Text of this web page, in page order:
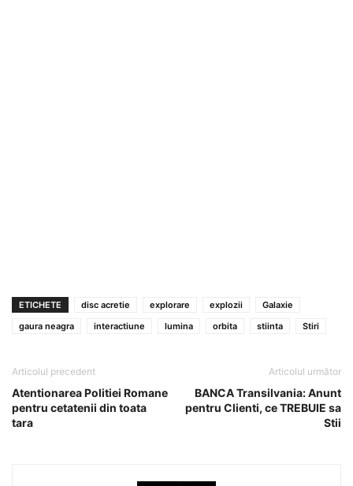
ETICHETE disc acretie explorare explozii
Galaxie
gaura neagra
interactiune lumina orbita stiinta Stiri
Articolul precedent
Atentionarea Politiei Romane
pentru cetatenii din toata
tara
Articolul următor
BANCA Transilvania: Anunt
pentru Clienti, ce TREBUIE sa
Stii